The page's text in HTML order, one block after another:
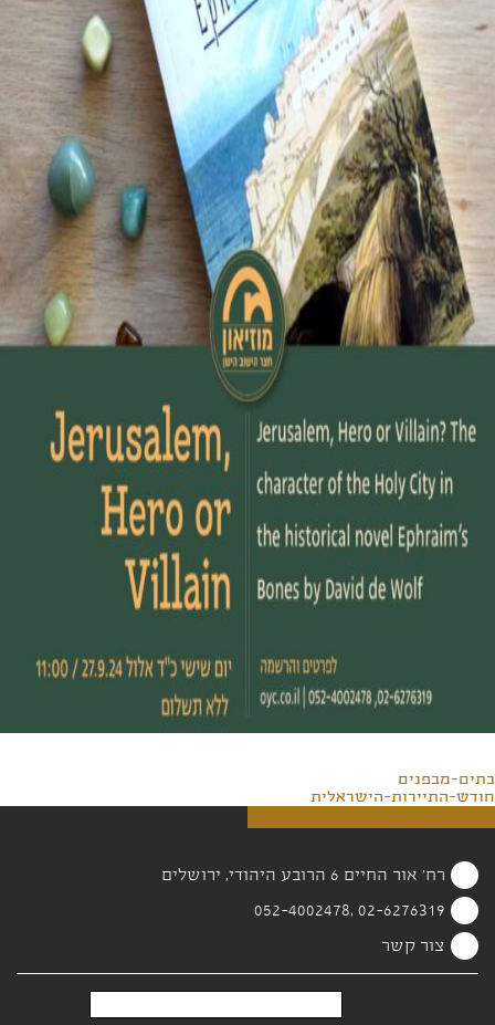
בתים-מבפנים
חודש-התיירות-הישראלית
רח' אור החיים 6 הרובע היהודי, ירושלים
02-6276319 ,052-4002478
צור קשר